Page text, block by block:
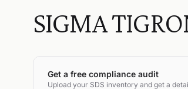
SIGMA
Get a free compliance audit
Upload your SDS inventory and get a